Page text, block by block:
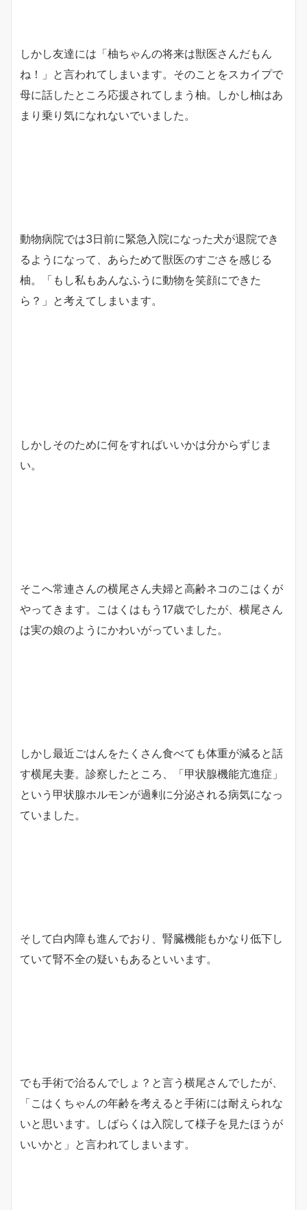
しかし友達には「柚ちゃんの将来は獣医さんだもん
ね！」と言われてしまいます。そのことをスカイプで
母に話したところ応援されてしまう柚。しかし柚はあ
まり乗り気になれないでいました。
動物病院では3日前に緊急入院になった犬が退院でき
るようになって、あらためて獣医のすごさを感じる
柚。「もし私もあんなふうに動物を笑顔にできた
ら？」と考えてしまいます。
しかしそのために何をすればいいかは分からずじま
い。
そこへ常連さんの横尾さん夫婦と高齢ネコのこはくが
やってきます。こはくはもう17歳でしたが、横尾さん
は実の娘のようにかわいがっていました。
しかし最近ごはんをたくさん食べても体重が減ると話
す横尾夫妻。診察したところ、「甲状腺機能亢進症」
という甲状腺ホルモンが過剰に分泌される病気になっ
ていました。
そして白内障も進んでおり、腎臓機能もかなり低下し
ていて腎不全の疑いもあるといいます。
でも手術で治るんでしょ？と言う横尾さんでしたが、
「こはくちゃんの年齢を考えると手術には耐えられな
いと思います。しばらくは入院して様子を見たほうが
いいかと」と言われてしまいます。